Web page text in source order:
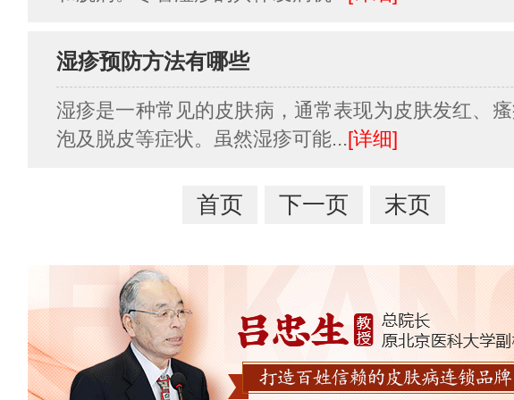
湿疹预防方法有哪些
湿疹是一种常见的皮肤病，通常表现为皮肤发红、
泡及脱皮等症状。虽然湿疹可能...[详细]
首页 下一页 末页